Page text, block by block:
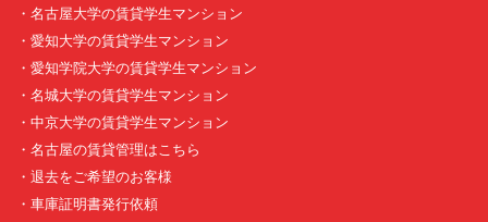
・名古屋大学の賃貸学生マンション
・愛知大学の賃貸学生マンション
・愛知学院大学の賃貸学生マンション
・名城大学の賃貸学生マンション
・中京大学の賃貸学生マンション
・名古屋の賃貸管理はこちら
・退去をご希望のお客様
・車庫証明書発行依頼